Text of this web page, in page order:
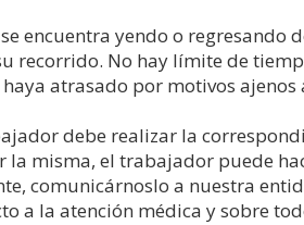
encuentra yendo o regresando
recorrido. No hay límite de
atrasado por motivos
debe realizar la
misma, el trabajador puede
comunicárnoslo a nuestra
a la atención médica y sobre